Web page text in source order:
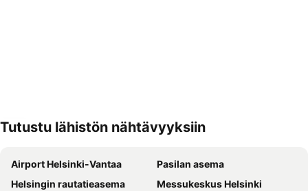
Tutustu lähistön nähtävyyksiin
Airport Helsinki-Vantaa
Pasilan asema
Helsingin rautatieasema
Messukeskus Helsinki